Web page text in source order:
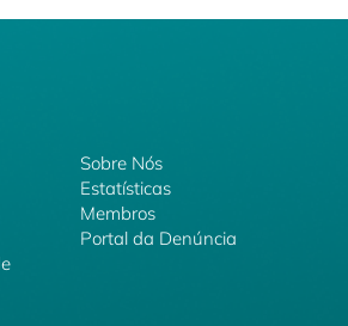
Sobre Nós
Estatísticas
Membros
Portal da Denúncia